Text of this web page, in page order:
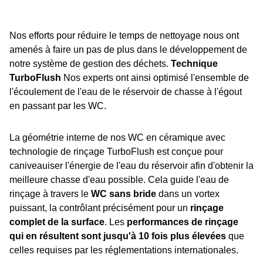
Nos efforts pour réduire le temps de nettoyage nous ont
amenés à faire un pas de plus dans le développement de
notre système de gestion des déchets. Technique
TurboFlush Nos experts ont ainsi optimisé l'ensemble de
l'écoulement de l'eau de le réservoir de chasse à l'égout
en passant par les WC.
La géométrie interne de nos WC en céramique avec
technologie de rinçage TurboFlush est conçue pour
caniveauiser l'énergie de l'eau du réservoir afin d'obtenir la
meilleure chasse d'eau possible. Cela guide l'eau de
rinçage à travers le WC sans bride dans un vortex
puissant, la contrôlant précisément pour un rinçage
complet de la surface. Les performances de rinçage
qui en résultent sont jusqu'à 10 fois plus élevées que
celles requises par les réglementations internationales.